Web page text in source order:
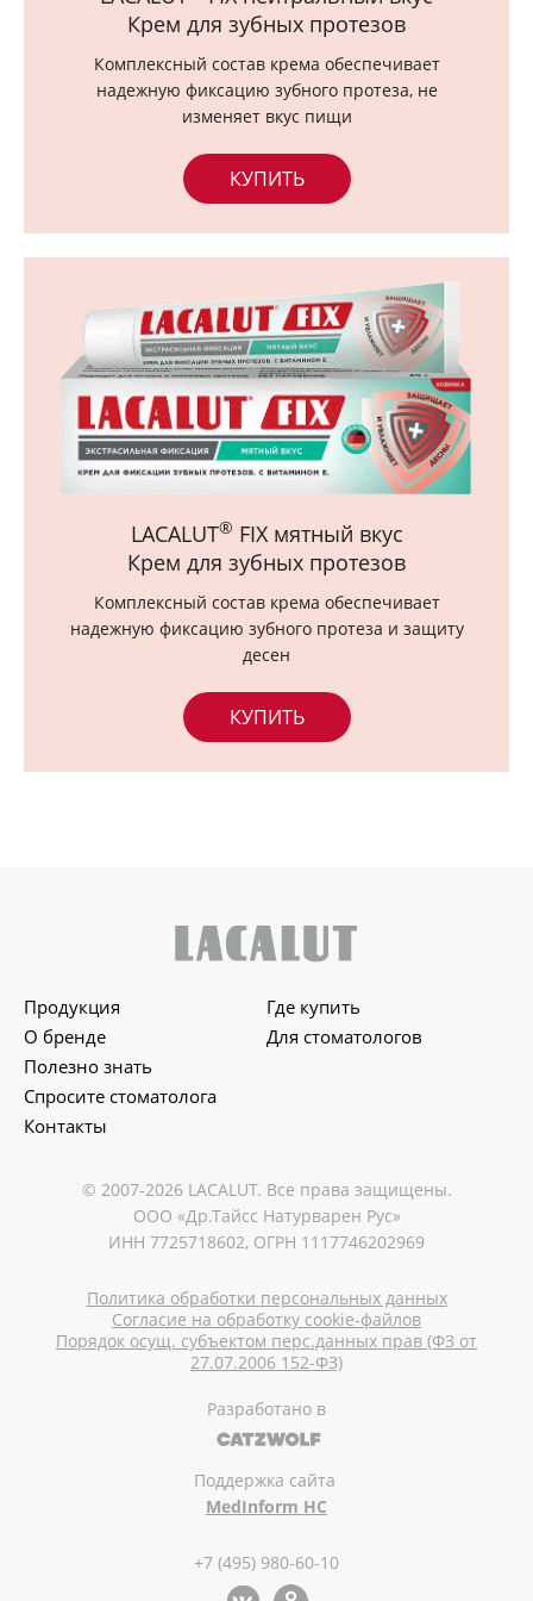
Ортопедия
Где купить
Крем для зубных протезов
Комплексный состав крема обеспечивает
надежную фиксацию зубного протеза, не
изменяет вкус пищи
КУПИТЬ
LACALUT® FIX мятный вкус
Крем для зубных протезов
Комплексный состав крема обеспечивает
надежную фиксацию зубного протеза и защиту
десен
КУПИТЬ
Продукция
О бренде
Полезно знать
Спросите стоматолога
Контакты
Где купить
Для стоматологов
© 2007-2026 LACALUT. Все права защищены.
ООО «Др.Тайсс Натурварен Рус»
ИНН 7725718602, ОГРН 1117746202969
Политика обработки персональных данных
Согласие на обработку cookie-файлов
Порядок осущ. субъектом перс.данных прав (ФЗ от
27.07.2006 152-ФЗ)
Разработано в
Поддержка сайта
MedInform HC
+7 (495) 980-60-10